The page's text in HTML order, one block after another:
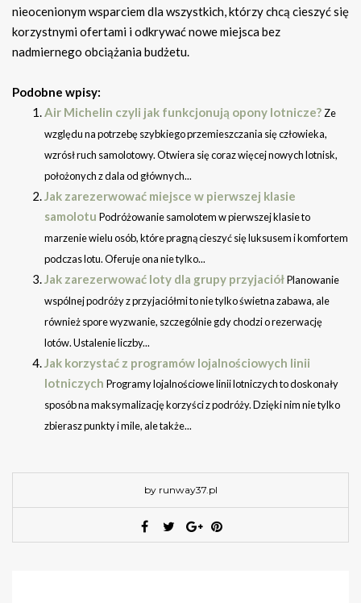
nieocenionym wsparciem dla wszystkich, którzy chcą cieszyć się
korzystnymi ofertami i odkrywać nowe miejsca bez
nadmiernego obciążania budżetu.
Podobne wpisy:
Air Michelin czyli jak funkcjonują opony lotnicze? Ze
względu na potrzebę szybkiego przemieszczania się człowieka,
wzrósł ruch samolotowy. Otwiera się coraz więcej nowych lotnisk,
położonych z dala od głównych...
Jak zarezerwować miejsce w pierwszej klasie
samolotu Podróżowanie samolotem w pierwszej klasie to
marzenie wielu osób, które pragną cieszyć się luksusem i komfortem
podczas lotu. Oferuje ona nie tylko...
Jak zarezerwować loty dla grupy przyjaciółPlanowanie
wspólnej podróży z przyjaciółmi to nie tylko świetna zabawa, ale
również spore wyzwanie, szczególnie gdy chodzi o rezerwację
lotów. Ustalenie liczby...
Jak korzystać z programów lojalnościowych linii
lotniczych Programy lojalnościowe linii lotniczych to doskonały
sposób na maksymalizację korzyści z podróży. Dzięki nim nie tylko
zbierasz punkty i mile, ale także...
by runway37.pl